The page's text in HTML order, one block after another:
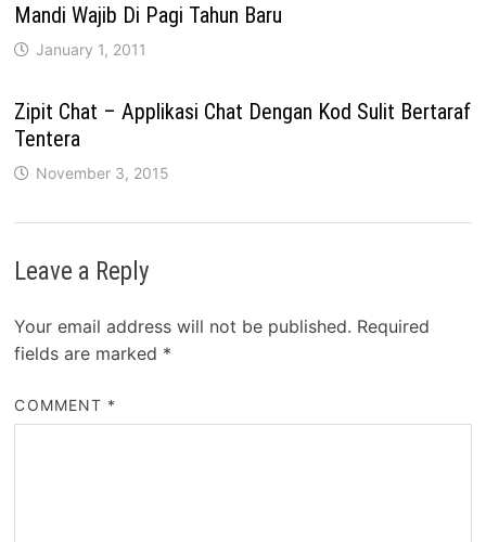
Mandi Wajib Di Pagi Tahun Baru
January 1, 2011
Zipit Chat – Applikasi Chat Dengan Kod Sulit Bertaraf
Tentera
November 3, 2015
Leave a Reply
Your email address will not be published. Required
fields are marked *
COMMENT *